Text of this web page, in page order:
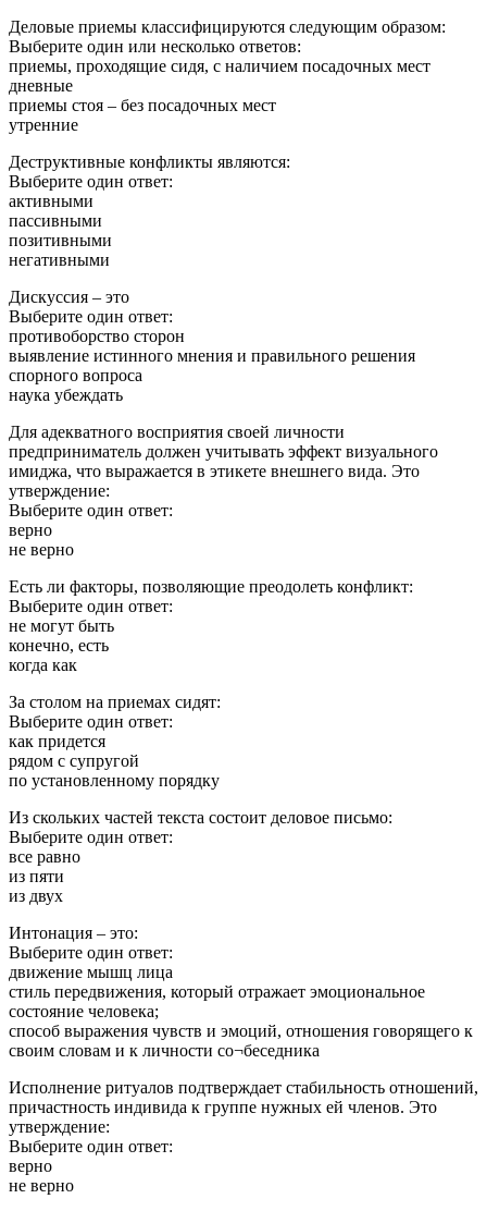
Деловые приемы классифицируются следующим образом:
Выберите один или несколько ответов:
приемы, проходящие сидя, с наличием посадочных мест
дневные
приемы стоя – без посадочных мест
утренние
Деструктивные конфликты являются:
Выберите один ответ:
активными
пассивными
позитивными
негативными
Дискуссия – это
Выберите один ответ:
противоборство сторон
выявление истинного мнения и правильного решения
спорного вопроса
наука убеждать
Для адекватного восприятия своей личности
предприниматель должен учитывать эффект визуального
имиджа, что выражается в этикете внешнего вида. Это
утверждение:
Выберите один ответ:
верно
не верно
Есть ли факторы, позволяющие преодолеть конфликт:
Выберите один ответ:
не могут быть
конечно, есть
когда как
За столом на приемах сидят:
Выберите один ответ:
как придется
рядом с супругой
по установленному порядку
Из скольких частей текста состоит деловое письмо:
Выберите один ответ:
все равно
из пяти
из двух
Интонация – это:
Выберите один ответ:
движение мышц лица
стиль передвижения, который отражает эмоциональное
состояние человека;
способ выражения чувств и эмоций, отношения говорящего к
своим словам и к личности со¬беседника
Исполнение ритуалов подтверждает стабильность отношений,
причастность индивида к группе нужных ей членов. Это
утверждение:
Выберите один ответ:
верно
не верно